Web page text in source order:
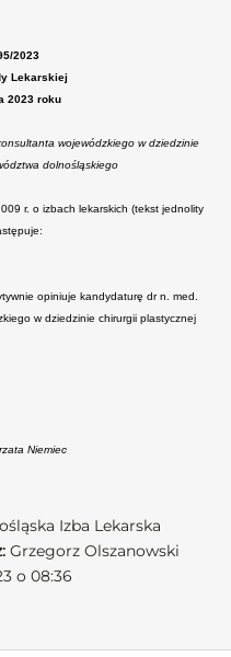
2023
Lekarskiej
2023 roku
wojewódzkiego w dziedzinie
dolnośląskiego
r. o izbach lekarskich (tekst jednolity
opiniuje kandydaturę dr n. med.
w dziedzinie chirurgii plastycznej
Niemiec
Izba Lekarska
Grzegorz Olszanowski
o 08:36